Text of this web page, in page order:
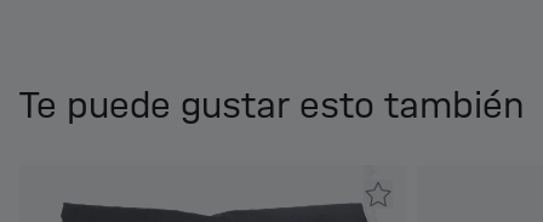
Te puede gustar esto también